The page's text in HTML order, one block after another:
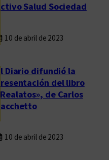
Activo Salud Sociedad
10 de abril de 2023
El Diario difundió la
presentación del libro
«Realatos», de Carlos
Sacchetto
10 de abril de 2023